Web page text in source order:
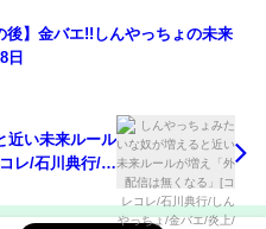
後】金バエ!!しんやっちょの未来
日
近い未来ルール
レ/石川典行/し